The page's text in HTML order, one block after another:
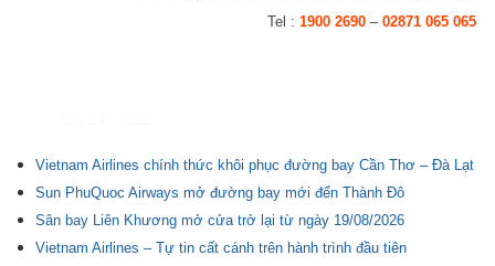
Tel : 1900 2690– 02871 065 065
Vietnam Airlines chính thức khôi phục đường bay Cần Thơ – Đà Lạt
Sun PhuQuoc Airways mở đường bay mới đến Thành Đô
Sân bay Liên Khương mở cửa trở lại từ ngày 19/08/2026
Vietnam Airlines – Tự tin cất cánh trên hành trình đầu tiên